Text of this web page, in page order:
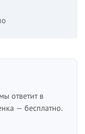
ответит в
— бесплатно.